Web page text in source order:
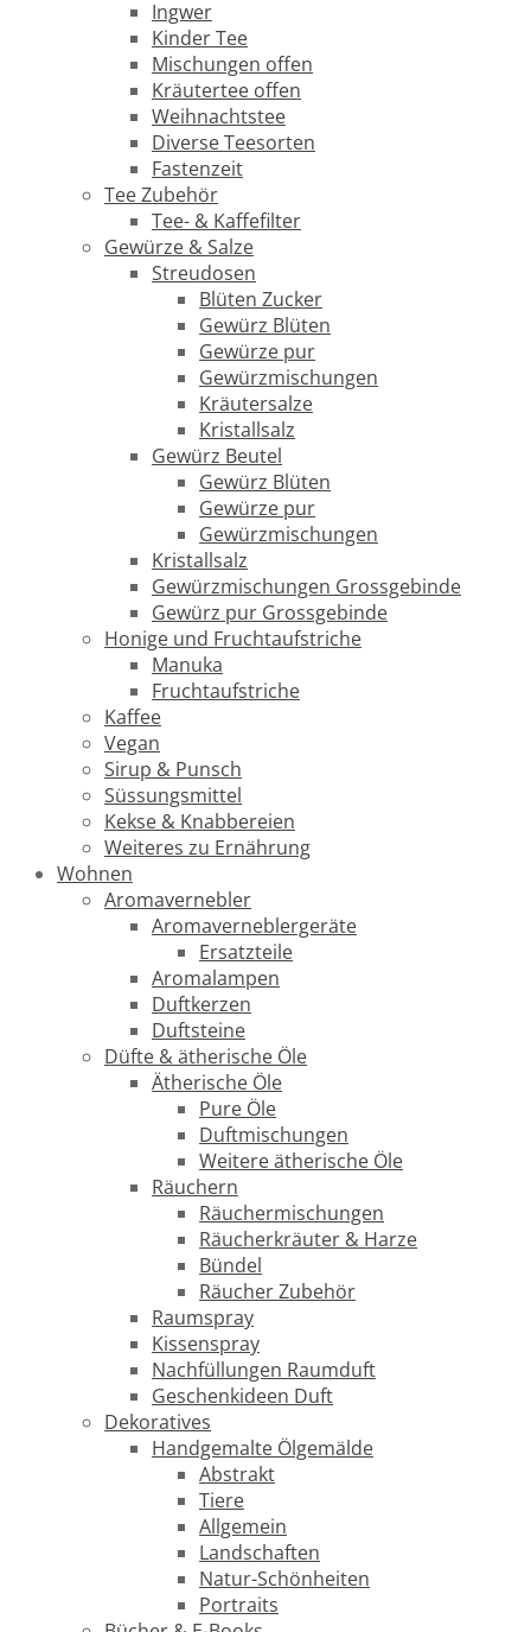
Ingwer
Kinder Tee
Mischungen offen
Kräutertee offen
Weihnachtstee
Diverse Teesorten
Fastenzeit
Tee Zubehör
Tee- & Kaffefilter
Gewürze & Salze
Streudosen
Blüten Zucker
Gewürz Blüten
Gewürze pur
Gewürzmischungen
Kräutersalze
Kristallsalz
Gewürz Beutel
Gewürz Blüten
Gewürze pur
Gewürzmischungen
Kristallsalz
Gewürzmischungen Grossgebinde
Gewürz pur Grossgebinde
Honige und Fruchtaufstriche
Manuka
Fruchtaufstriche
Kaffee
Vegan
Sirup & Punsch
Süssungsmittel
Kekse & Knabbereien
Weiteres zu Ernährung
Wohnen
Aromavernebler
Aromaverneblergeräte
Ersatzteile
Aromalampen
Duftkerzen
Duftsteine
Düfte & ätherische Öle
Ätherische Öle
Pure Öle
Duftmischungen
Weitere ätherische Öle
Räuchern
Räuchermischungen
Räucherkräuter & Harze
Bündel
Räucher Zubehör
Raumspray
Kissenspray
Nachfüllungen Raumduft
Geschenkideen Duft
Dekoratives
Handgemalte Ölgemälde
Abstrakt
Tiere
Allgemein
Landschaften
Natur-Schönheiten
Portraits